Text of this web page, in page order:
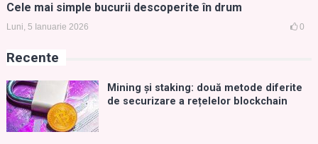
Cele mai simple bucurii descoperite în drum
Luni, 5 Ianuarie 2026 0
Recente
Mining și staking: două metode diferite
de securizare a rețelelor blockchain